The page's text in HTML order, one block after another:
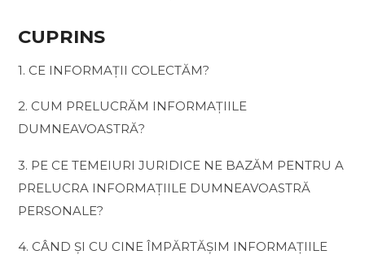
CUPRINS
1. CE INFORMAȚII COLECTĂM?
2. CUM PRELUCRĂM INFORMAȚIILE
DUMNEAVOASTRĂ?
3. PE CE TEMEIURI JURIDICE NE BAZĂM PENTRU A
PRELUCRA INFORMAȚIILE DUMNEAVOASTRĂ
PERSONALE?
4. CÂND ȘI CU CINE ÎMPĂRTĂȘIM INFORMAȚIILE